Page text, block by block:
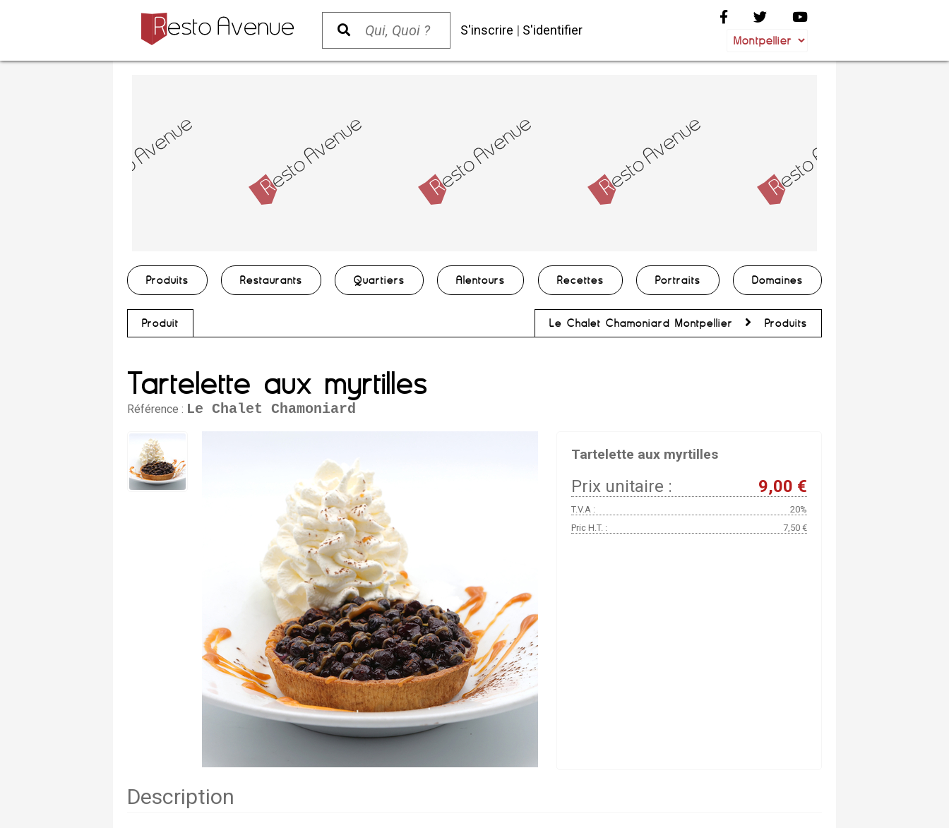
S'inscrire | S'identifier
Produits Restaurants Quartiers Alentours Recettes Portraits Domaines
Produit Le Chalet Chamoniard Montpellier Produits
Tartelette aux myrtilles
Référence : Le Chalet Chamoniard
Tartelette aux myrtilles
Prix unitaire : 9,00 €
T.V.A :
20%
Pric H.T. :
7,50 €
Description